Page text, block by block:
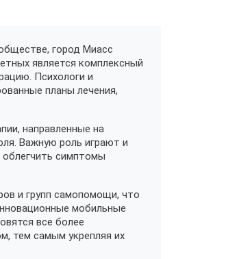
город Миасс
является комплексный
Психологи и
планы лечения,
направленные на
Важную роль играют и
симптомы
и групп самопомощи, что
мобильные
все более
тем самым укрепляя их